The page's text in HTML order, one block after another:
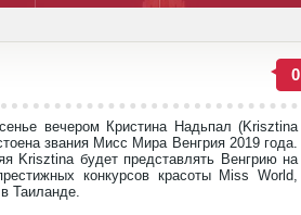
0
вечером Кристина Надьпал (Krisztina
звания Мисс Мира Венгрия 2019 года.
Krisztina будет представлять Венгрию на
конкурсов красоты Miss World,
Таиланде.